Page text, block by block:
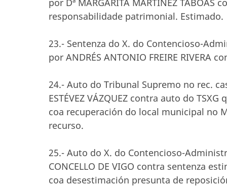
por Dª MARGARITA MARTÍNEZ
responsabilidade patrimonial. Estimado.
23.- Sentenza do X. do Contencioso-
por ANDRÉS ANTONIO FREIRE
24.- Auto do Tribunal Supremo no rec.
ESTÉVEZ VÁZQUEZ contra auto do
coa recuperación do local municipal no
recurso.
25.- Auto do X. do Contencioso-
CONCELLO DE VIGO contra sentenza
coa desestimación presunta de